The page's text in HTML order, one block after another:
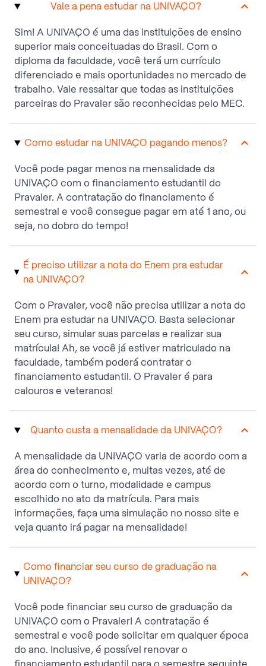
Vale a pena estudar na UNIVAÇO?
Sim! A UNIVAÇO é uma das instituições de ensino
superior mais conceituadas do Brasil. Com o
diploma da faculdade, você terá um currículo
diferenciado e mais oportunidades no mercado de
trabalho. Vale ressaltar que todas as instituições
parceiras do Pravaler são reconhecidas pelo MEC.
Como estudar na UNIVAÇO pagando menos?
Você pode pagar menos na mensalidade da
UNIVAÇO com o financiamento estudantil do
Pravaler. A contratação do financiamento é
semestral e você consegue pagar em até 1 ano, ou
seja, no dobro do tempo!
É preciso utilizar a nota do Enem pra estudar
na UNIVAÇO?
Com o Pravaler, você não precisa utilizar a nota do
Enem pra estudar na UNIVAÇO. Basta selecionar
seu curso, simular suas parcelas e realizar sua
matrícula! Ah, se você já estiver matriculado na
faculdade, também poderá contratar o
financiamento estudantil. O Pravaler é para
calouros e veteranos!
Quanto custa a mensalidade da UNIVAÇO?
A mensalidade da UNIVAÇO varia de acordo com a
área do conhecimento e, muitas vezes, até de
acordo com o turno, modalidade e campus
escolhido no ato da matrícula. Para mais
informações, faça uma simulação no nosso site e
veja quanto irá pagar na mensalidade!
Como financiar seu curso de graduação na
UNIVAÇO?
Você pode financiar seu curso de graduação da
UNIVAÇO com o Pravaler! A contratação é
semestral e você pode solicitar em qualquer época
do ano. Inclusive, é possível renovar o